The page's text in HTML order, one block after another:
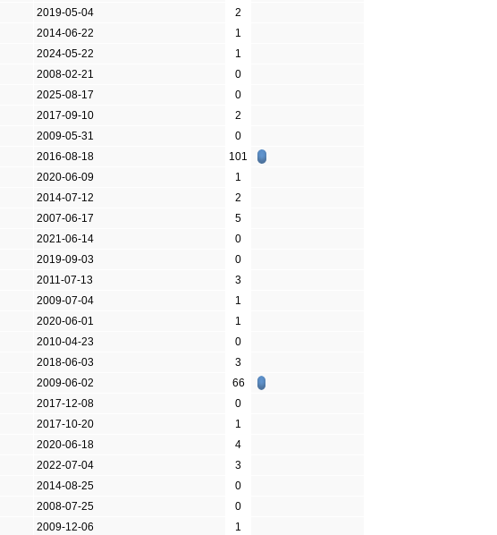
2019-05-04
2
2014-06-22
1
2024-05-22
1
2008-02-21
0
2025-08-17
0
2017-09-10
2
2009-05-31
0
2016-08-18
101
2020-06-09
1
2014-07-12
2
2007-06-17
5
2021-06-14
0
2019-09-03
0
2011-07-13
3
2009-07-04
1
2020-06-01
1
2010-04-23
0
2018-06-03
3
2009-06-02
66
2017-12-08
0
2017-10-20
1
2020-06-18
4
2022-07-04
3
2014-08-25
0
2008-07-25
0
2009-12-06
1